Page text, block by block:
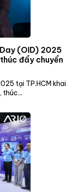
(OID) 2025
đẩy chuyển
tại TP.HCM khai
thúc...